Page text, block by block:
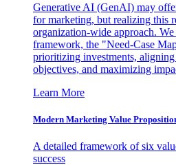
Generative AI (GenAI) may
for marketing, but realizing this
organization-wide approach.
framework, the "Need-Case
prioritizing investments,
objectives, and maximizing
Learn More
Modern Marketing Value
A detailed framework of six
success